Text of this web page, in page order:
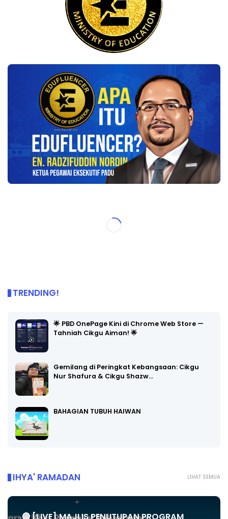
TRENDING!
🌟 PBD OnePage Kini di Chrome Web Store —
Tahniah Cikgu Aiman! 🌟
Gemilang di Peringkat Kebangsaan: Cikgu
Nur Shafura & Cikgu Shazw…
BAHAGIAN TUBUH HAIWAN
LIHAT SEMUA
IHYA' RAMADAN
🔴 [LIVE] MAJLIS PENUTUPAN PROGRAM